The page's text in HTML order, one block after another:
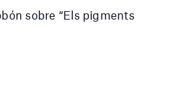
sobre “Els pigments